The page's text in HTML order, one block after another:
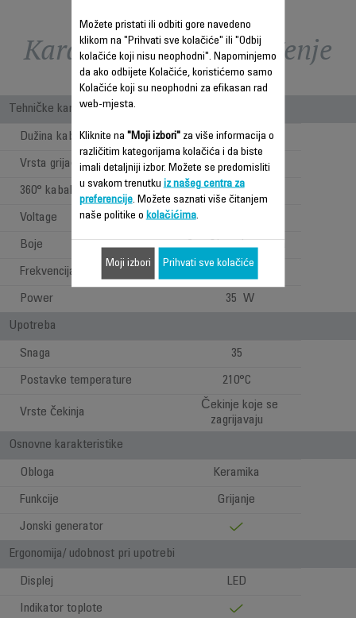
Karakteristike - Poređenje
Tehničke karakteristike
Dužina kabla 1.80 m
Vrsta grijača Keramika
360° kabal
Voltage
Boje Crna&karmin crvena
Frekvencija
Power 35 W
Upotreba
Snaga 35
Postavke temperature 210°C
Vrste čekinja
Čekinje koje se
zagrijavaju
Osnovne karakteristike
Obloga Keramika
Funkcije Grijanje
Jonski generator
Ergonomija/ udobnost pri upotrebi
Displej LED
Indikator toplote
Možete pristati ili odbiti gore navedeno
klikom na "Prihvati sve kolačiće" ili "Odbij
kolačiće koji nisu neophodni". Napominjemo
da ako odbijete Kolačiće, koristićemo samo
Kolačiće koji su neophodni za efikasan rad
web-mjesta.
Kliknite na "Moji izbori"za više informacija o
različitim kategorijama kolačića i da biste
imali detaljniji izbor. Možete se predomisliti
u svakom trenutku iz našeg centra za
preferencije. Možete saznati više čitanjem
naše politike o kolačićima.
Moji izbori Prihvati sve kolačiće